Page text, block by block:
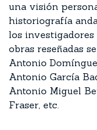
una visión
historiografía
los
obras reseñadas
Antonio
Antonio García
Antonio Miguel
Fraser, etc.